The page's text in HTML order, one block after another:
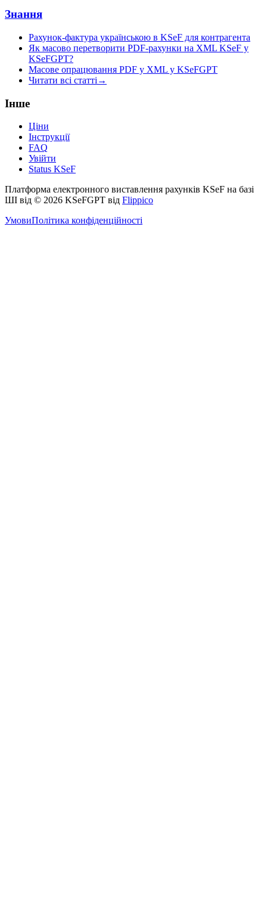
Знання
Рахунок-фактура українською в KSeF для контрагента
Як масово перетворити PDF-рахунки на XML KSeF у
KSeFGPT?
Масове опрацювання PDF у XML у KSeFGPT
Читати всі статті →
Інше
Ціни
Інструкції
FAQ
Увійти
Status KSeF
Платформа електронного виставлення рахунків KSeF на базі
ШІ від © 2026 KSeFGPT від Flippico
УмовиПолітика конфіденційності